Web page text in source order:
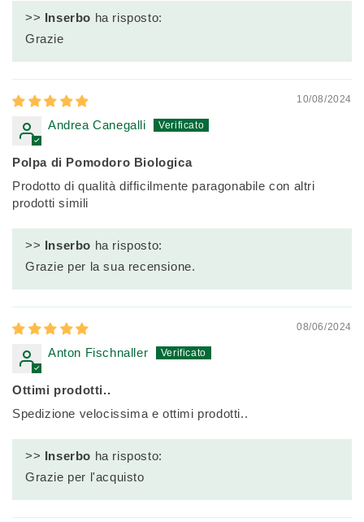
>> Inserbo ha risposto:
Grazie
10/08/2024
Andrea Canegalli
Polpa di Pomodoro Biologica
Prodotto di qualità difficilmente paragonabile con altri
prodotti simili
>> Inserbo ha risposto:
Grazie per la sua recensione.
08/06/2024
Anton Fischnaller
Ottimi prodotti..
Spedizione velocissima e ottimi prodotti..
>> Inserbo ha risposto:
Grazie per l'acquisto